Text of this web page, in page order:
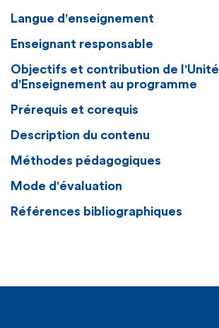
Langue d'enseignement
Enseignant responsable
Objectifs et contribution de l'Unité
d'Enseignement au programme
Prérequis et corequis
Description du contenu
Méthodes pédagogiques
Mode d'évaluation
Références bibliographiques